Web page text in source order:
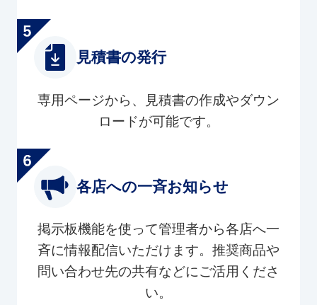
見積書の発行
専用ページから、見積書の作成やダウン
ロードが可能です。
各店への一斉お知らせ
掲示板機能を使って管理者から各店へ一
斉に情報配信いただけます。推奨商品や
問い合わせ先の共有などにご活用くださ
い。